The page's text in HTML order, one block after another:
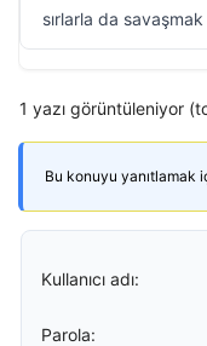
sırlarla da
1 yazı görüntüleniyor
Bu konuyu yanıtlamak
Kullanıcı adı:
Parola: